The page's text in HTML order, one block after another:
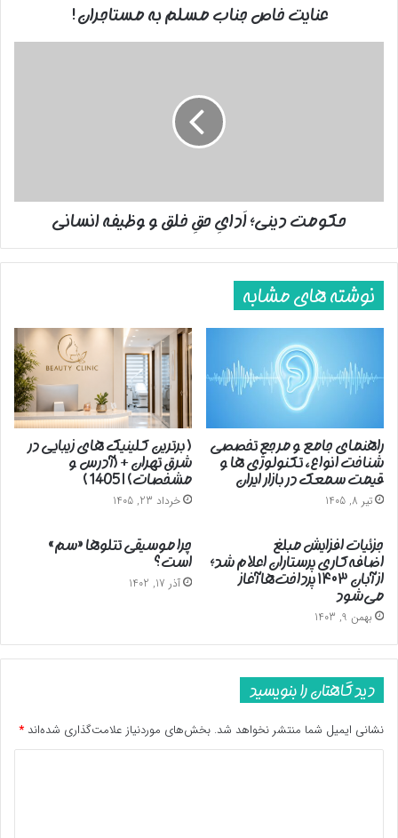
عنایت خاص جناب مسلم به مستاجران!
حکومت دینی؛ اَدایِ حقِ خلق و وظیفه انسانی
نوشته های مشابه
راهنمای جامع و مرجع تخصصی
شناخت انواع، تکنولوژی ها و
قیمت سمعک در بازار ایران
تیر 8, 1405
( برترین کلینیک های زیبایی در
شرق تهران + (آدرس و
مشخصات) | 1405 )
خرداد 23, 1405
جزئیات افزایش مبلغ
اضافه‌کاری پرستاران اعلام شد؛
از آبان ۱۴۰۳ پرداخت‌ها آغاز
می‌شود
بهمن 9, 1403
چرا موسیقی تتلوها «سم»
است؟
آذر 17, 1402
دیدگاهتان را بنویسید
نشانی ایمیل شما منتشر نخواهد شد. بخش‌های موردنیاز علامت‌گذاری شده‌اند *